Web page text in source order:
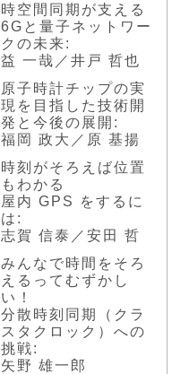
時空間同期が支える
6Gと量子ネットワー
クの未来:
益 一哉／井戸 哲也
原子時計チップの実
現を目指した技術開
発と今後の展開:
福岡 政大／原 基揚
時刻がそろえば位置
もわかる
屋内 GPS をするに
は:
志賀 信泰／安田 哲
みんなで時間をそろ
えるってむずかし
い！
分散時刻同期（クラ
スタクロック）への
挑戦:
矢野 雄一郎